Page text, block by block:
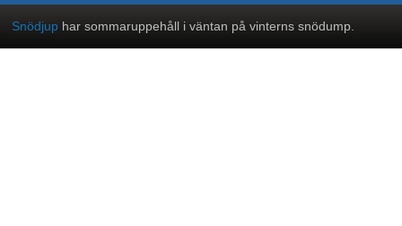
Snödjup har sommaruppehåll i väntan på vinterns snödump.